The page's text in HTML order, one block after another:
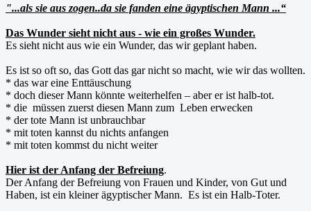
"...als sie aus zogen..da sie fanden eine ägyptischen Mann ...“
Das Wunder sieht nicht aus - wie ein großes Wunder.
Es sieht nicht aus wie ein Wunder, das wir geplant haben.
Es ist so oft so, das Gott das gar nicht so macht, wie wir das wollten.
* das war eine Enttäuschung
* doch dieser Mann könnte weiterhelfen – aber er ist halb-tot.
* die müssen zuerst diesen Mann zum Leben erwecken
* der tote Mann ist unbrauchbar
* mit toten kannst du nichts anfangen
* mit toten kommst du nicht weiter
Hier ist der Anfang der Befreiung.
Der Anfang der Befreiung von Frauen und Kinder, von Gut und
Haben, ist ein kleiner ägyptischer Mann. Es ist ein Halb-Toter.